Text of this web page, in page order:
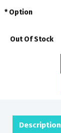
Option
Out Of Stock
Description